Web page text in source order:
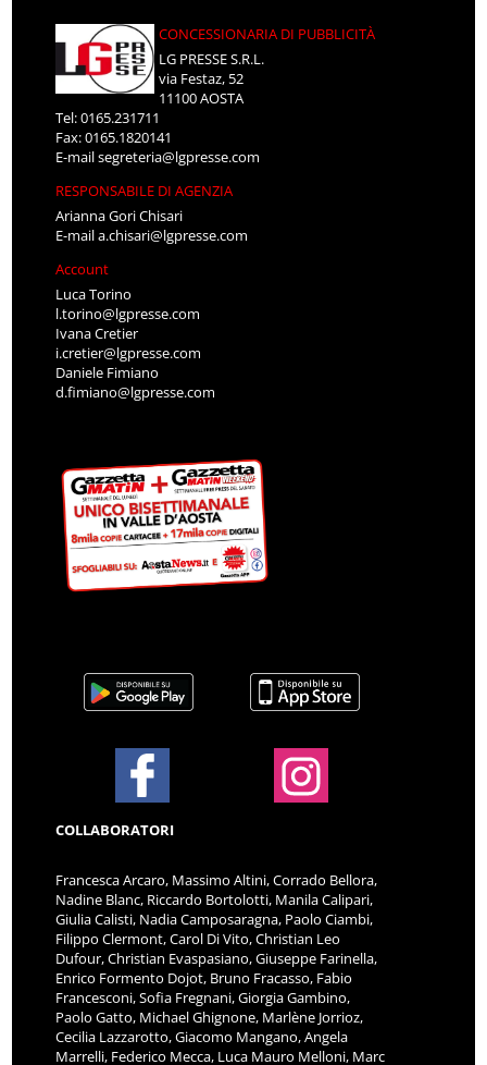
CONCESSIONARIA DI PUBBLICITÀ
LG PRESSE S.R.L.
via Festaz, 52
11100 AOSTA
Tel: 0165.231711
Fax: 0165.1820141
E-mailsegreteria@lgpresse.com
RESPONSABILE DI AGENZIA
Arianna Gori Chisari
E-maila.chisari@lgpresse.com
Account
Luca Torino
l.torino@lgpresse.com
Ivana Cretier
i.cretier@lgpresse.com
Daniele Fimiano
d.fimiano@lgpresse.com
COLLABORATORI
Francesca Arcaro, Massimo Altini, Corrado Bellora,
Nadine Blanc, Riccardo Bortolotti, Manila Calipari,
Giulia Calisti, Nadia Camposaragna, Paolo Ciambi,
Filippo Clermont, Carol Di Vito, Christian Leo
Dufour, Christian Evaspasiano, Giuseppe Farinella,
Enrico Formento Dojot, Bruno Fracasso, Fabio
Francesconi, Sofia Fregnani, Giorgia Gambino,
Paolo Gatto, Michael Ghignone, Marlène Jorrioz,
Cecilia Lazzarotto, Giacomo Mangano, Angela
Marrelli, Federico Mecca, Luca Mauro Melloni, Marc